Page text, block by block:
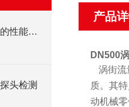
AVS系列涡街流量传感器的性能特点
头检测
产品
DN500
涡街
质。其
动机械